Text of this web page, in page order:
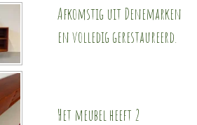
Afkomstig uit Denemarken
en volledig gerestaureerd.
Het meubel heeft 2